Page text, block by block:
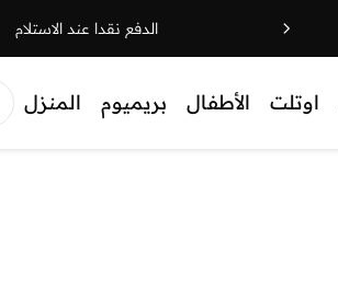
الدفع نقدا عند الاستلام
اوتلت الأطفال بريميوم المنزل